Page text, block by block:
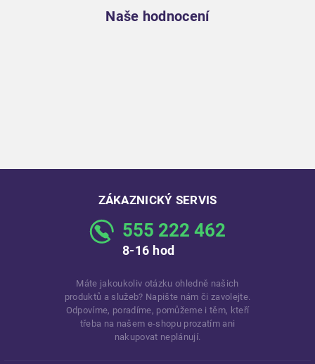
Naše hodnocení
ZÁKAZNICKÝ SERVIS
555 222 462
8-16 hod
Máte jakoukoliv otázku ohledně našich
produktů a služeb? Napište nám či zavolejte.
Odpovíme, poradíme, pomůžeme i těm, kteří
třeba na našem e-shopu prozatím ani
nakupovat neplánují.